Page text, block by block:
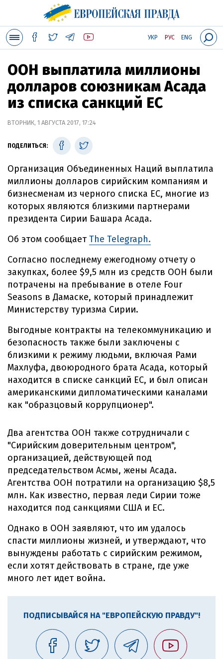
УКР РУС ENG
ООН выплатила миллионы
долларов союзникам Асада
из списка санкций ЕС
ВТОРНИК, 1 АВГУСТА 2017, 17:24
ПОДЕЛИТЬСЯ:
Организация Объединенных Наций выплатила
миллионы долларов сирийским компаниям и
бизнесменам из черного списка ЕС, многие из
которых являются близкими партнерами
президента Сирии Башара Асада.
Об этом сообщает The Telegraph.
Согласно последнему ежегодному отчету о
закупках, более $9,5 млн из средств ООН были
потрачены на пребывание в отеле Four
Seasons в Дамаске, который принадлежит
Министерству туризма Сирии.
Выгодные контракты на телекоммуникацию и
безопасность также были заключены с
близкими к режиму людьми, включая Рами
Махлуфа, двоюродного брата Асада, который
находится в списке санкций ЕС, и был описан
американскими дипломатическими каналами
как "образцовый коррупционер".
Два агентства ООН также сотрудничали с
"Сирийским доверительным центром",
организацией, действующей под
председательством Асмы, жены Асада.
Агентства ООН потратили на организацию $8,5
млн. Как известно, первая леди Сирии тоже
находится под санкциями США и ЕС.
Однако в ООН заявляют, что им удалось
спасти миллионы жизней, и утверждают, что
вынуждены работать с сирийским режимом,
если хотят действовать в стране, где уже
много лет идет война.
ПОДПИСЫВАЙСЯ НА "ЕВРОПЕЙСКУЮ ПРАВДУ"!